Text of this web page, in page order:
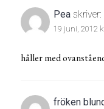
Pea skriver:
19 juni, 2012
håller med
fröken